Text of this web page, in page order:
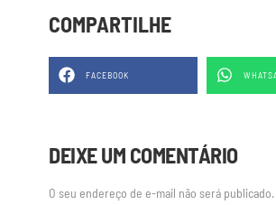
COMPARTILHE
FACEBOOK
DEIXE UM COMENTÁRIO
O seu endereço de e-mail não será publicado.